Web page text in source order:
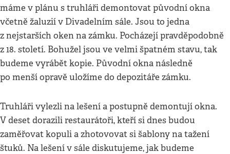
máme v plánu s truhláři demontovat původní okna
včetně žaluzií v Divadelním sále. Jsou to jedna
z nejstarších oken na zámku. Pocházejí pravděpodobně
z 18. století. Bohužel jsou ve velmi špatném stavu, tak
budeme vyrábět kopie. Původní okna následně
po menší opravě uložíme do depozitáře zámku.
Truhláři vylezli na lešení a postupně demontují okna.
V deset dorazili restaurátoři, kteří si dnes budou
zaměřovat kopuli a zhotovovat si šablony na tažení
štuků. Na lešení v sále diskutujeme, jak budeme